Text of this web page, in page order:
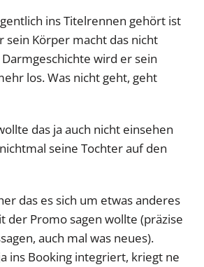
ins Titelrennen gehört ist
sein Körper macht das nicht
wird er sein
los. Was nicht geht, geht
das ja auch nicht einsehen
seine Tochter auf den
das es sich um etwas anderes
der Promo sagen wollte (präzise
auch mal was neues).
ins Booking integriert, kriegt ne